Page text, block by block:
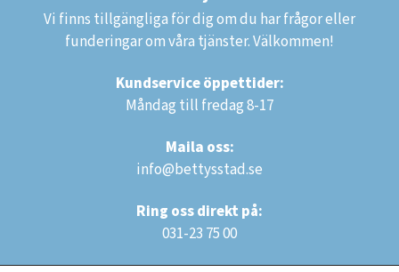
Vi finns tillgängliga för dig om du har frågor eller
funderingar om våra tjänster. Välkommen!
Kundservice öppettider:
Måndag till fredag 8-17
Maila oss:
info@bettysstad.se
Ring oss direkt på:
031-23 75 00